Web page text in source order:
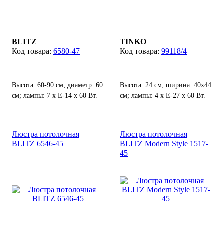
BLITZ
6580-47
Высота: 60-90 см; диаметр: 60
см; лампы: 7 х Е-14 х 60 Вт.
TINKO
99118/4
Высота: 24 см; ширина: 40х44
см; лампы: 4 х Е-27 х 60 Вт.
Люстра потолочная
BLITZ 6546-45
Люстра потолочная
BLITZ Modern Style 1517-
45